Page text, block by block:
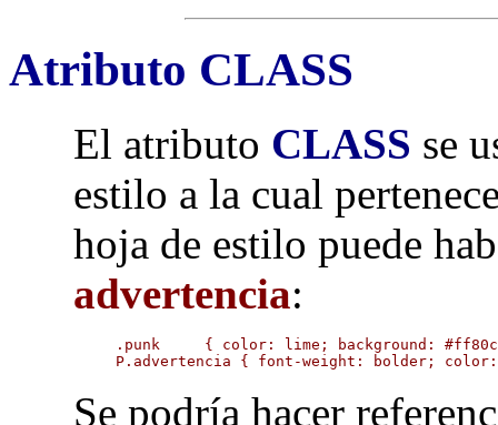
Atributo CLASS
El atributo CLASS se
estilo a la cual
hoja de estilo puede
advertencia:
.punk     { color: lime; background:
P.advertencia { font-weight: bolder;
Se podría hacer